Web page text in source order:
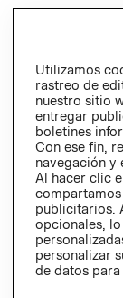
Colombia ($)
CAMBIAR
Utilizamos
rastreo de
nuestro sitio
entregar
boletines
Con ese fin,
navegación y
Al hacer clic
publicitarios.
opcionales,
personalizar
de datos